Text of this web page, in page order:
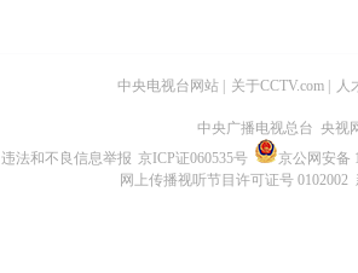
中央电视台网站 关于CCTV.com 人
中央广播电视总台 央视
违法和不良信息举报 京ICP证060535号
京公网安备
网上传播视听节目许可证号 0102002